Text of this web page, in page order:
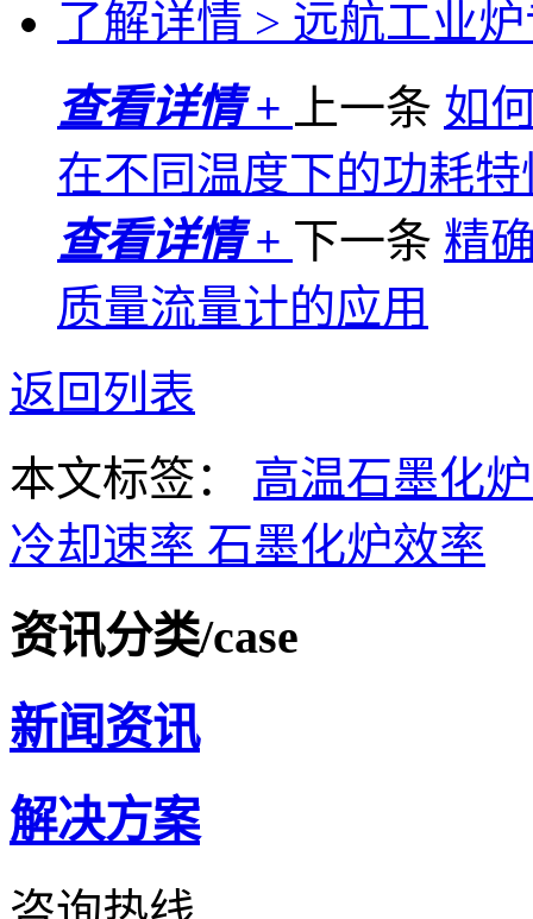
了解详情 > 远航工业
查看详情 +
上一条 如
在不同温度下的功耗特
查看详情 + 下一条 精
质量流量计的应用
返回列表
本文标签： 高温石墨化
冷却速率 石墨化炉效率
资讯分类/case
新闻资讯
解决方案